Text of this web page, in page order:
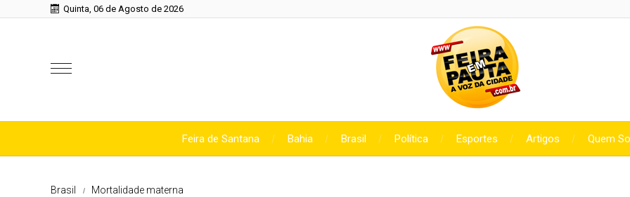
Quinta, 06 de Agosto de 2026
Feira de Santana Bahia Brasil Política Esportes Artigos Quem
Brasil Mortalidade materna